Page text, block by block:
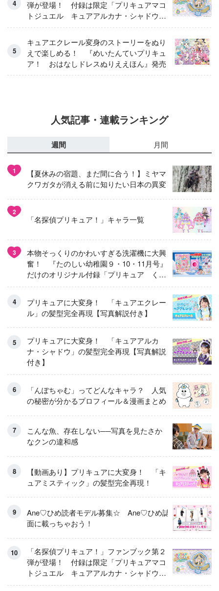
弾が登場！ 付録は限定「プリキュアマコ
トジュエル キュアアルカナ・シャドウ
アイスver.」 キュアエクレールを大特
集！
キュアエクレール変身のストーリーをぬり
えで楽しめる！ 『めいたんていプリキュ
ア！ おはなしドレスぬりええほん』発売
人気記事・連載ランキング
週間 月間
1
【夏休みの宿題、まだ間に合う！】ミヤマ
クワガタが消える前に知りたい日本の異変
2
「名探偵プリキュア！」キャラ一覧
3
本物そっくりのかわいすぎる洗濯機に大興
奮！ 『たのしい幼稚園９・10・11月号』
だけのオリジナル付録「プリキュア くる
くるせんたくき」
プリキュアに大変身！ 「キュアエクレー
ル」の髪型完全再現【写真解説付き】
プリキュアに大変身！ 「キュアアルカ
ナ・シャドウ」の髪型完全再現【写真解説
付き】
「んぽちゃむ」ってどんなキャラ？ 人気
の秘密が分かるプロフィール＆漫画まとめ
こんな魚、存在しない──写真を見たさか
なクンの違和感
【動画あり】プリキュアに大変身！ 「キ
ュアミスティック」の髪型完全再現！
Ane♡ひめ読者モデル募集☆ Ane♡ひめ誌
面に載っちゃおう！
「名探偵プリキュア！」ファンブック第２
弾が登場！ 付録は限定「プリキュアマコ
トジュエル キュアアルカナ・シャドウ
アイスver.」 キュアエクレールを大特